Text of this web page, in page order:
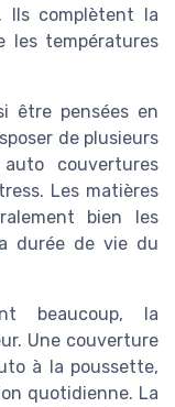
Ils complètent la
les températures
être pensées en
de plusieurs
couvertures
Les matières
bien les
durée de vie du
beaucoup, la
Une couverture
à la poussette,
quotidienne. La